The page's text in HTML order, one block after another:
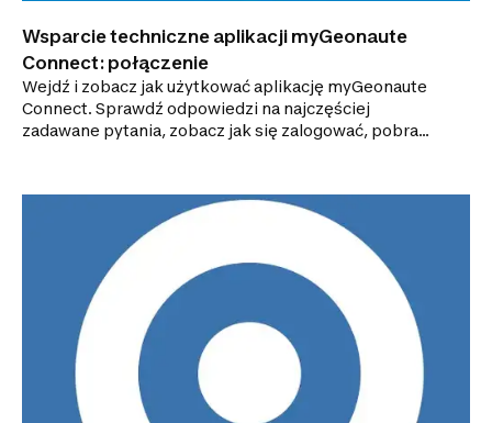
Wsparcie techniczne aplikacji myGeonaute
Connect: połączenie
Wejdź i zobacz jak użytkować aplikację myGeonaute
Connect. Sprawdź odpowiedzi na najczęściej
zadawane pytania, zobacz jak się zalogować, pobrać